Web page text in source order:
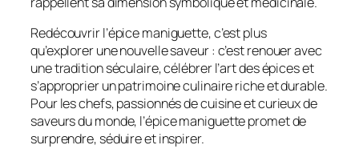
Redécouvrir l’épice maniguette, c’est plus
qu’explorer une nouvelle saveur : c’est renouer avec
une tradition séculaire, célébrer l’art des épices et
s’approprier un patrimoine culinaire riche et durable.
Pour les chefs, passionnés de cuisine et curieux de
saveurs du monde, l’épice maniguette promet de
surprendre, séduire et inspirer.